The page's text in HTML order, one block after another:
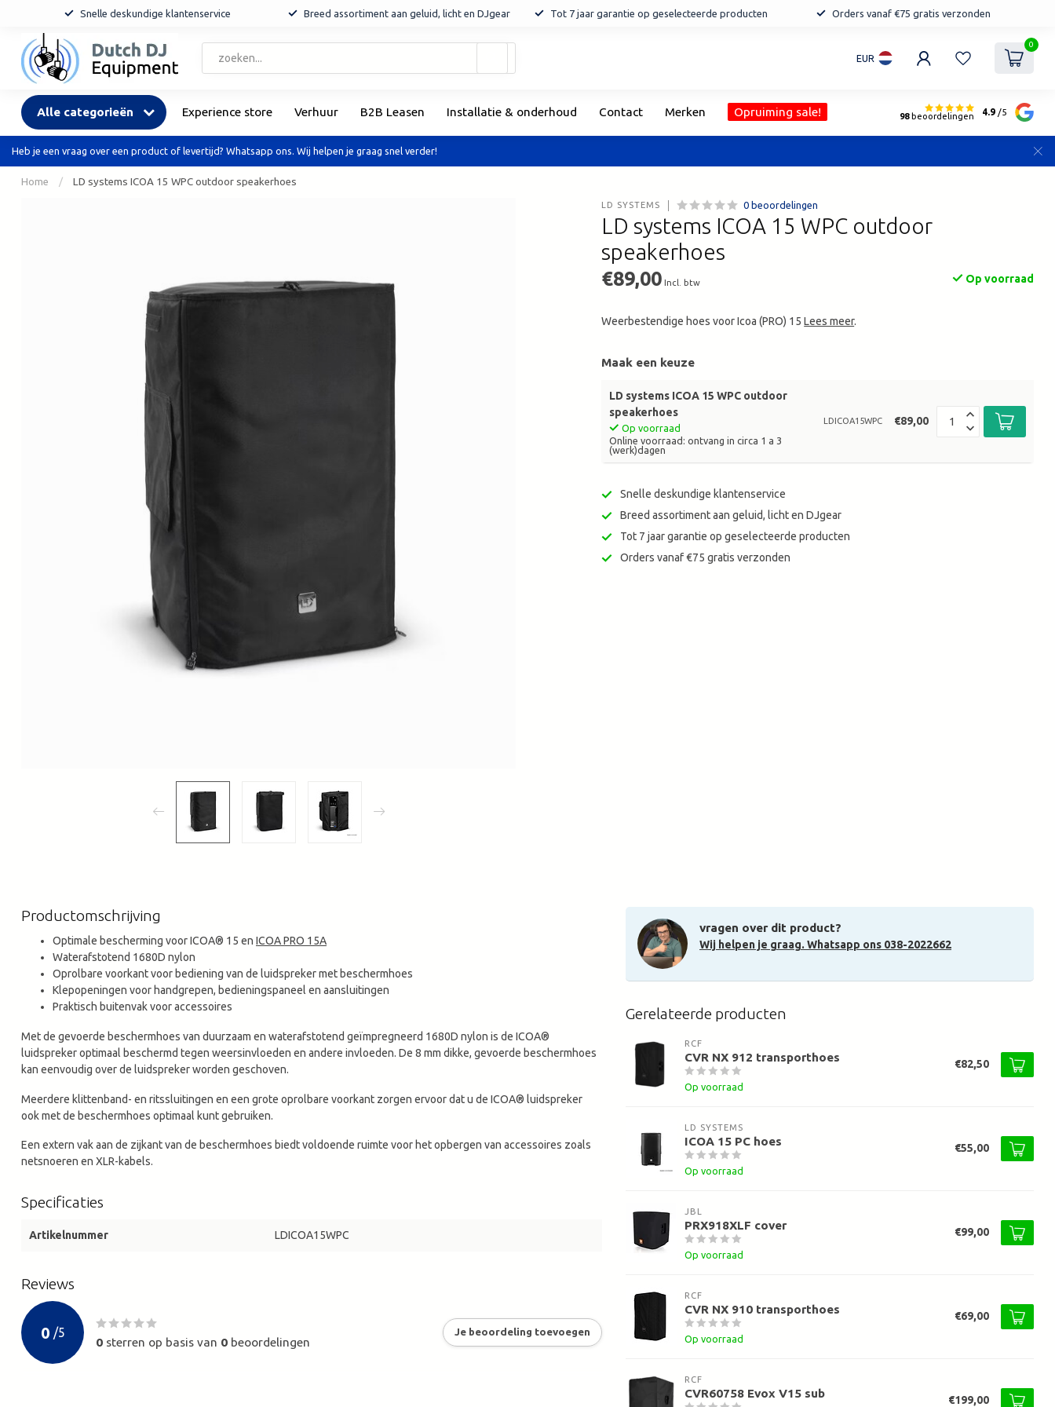
Snelle deskundige klantenservice Breed assortiment aan geluid, licht en DJgear Tot 7 jaar garantie op geselecteerde producten Orders vanaf €75 gratis verzonden
en
een
EUR
0
Alle categorieën Experience store Verhuur B2B Leasen Installatie & onderhoud Contact Merken Opruiming sale! 98beoordelingen 4.9 /5
Heb je een vraag over een product of levertijd? Whatsapp ons. Wij helpen je graag snel verder!
Home / LD systems ICOA 15 WPC outdoor speakerhoes
LD SYSTEMS 0 beoordelingen
LD systems ICOA 15 WPC outdoor
speakerhoes
€89,00 Incl. btw Op voorraad
Weerbestendige hoes voor Icoa (PRO) 15Lees meer.
Maak een keuze
LD systems ICOA 15 WPC outdoor
speakerhoes
Op voorraad
Online voorraad: ontvang in circa 1 a 3
(werk)dagen
LDICOA15WPC €89,00
Snelle deskundige klantenservice
Breed assortiment aan geluid, licht en DJgear
Tot 7 jaar garantie op geselecteerde producten
Orders vanaf €75 gratis verzonden
Productomschrijving
Optimale bescherming voor ICOA® 15 en ICOA PRO 15A
Waterafstotend 1680D nylon
Oprolbare voorkant voor bediening van de luidspreker met beschermhoes
Klepopeningen voor handgrepen, bedieningspaneel en aansluitingen
Praktisch buitenvak voor accessoires
Met de gevoerde beschermhoes van duurzaam en waterafstotend geïmpregneerd 1680D nylon is de ICOA®
luidspreker optimaal beschermd tegen weersinvloeden en andere invloeden. De 8 mm dikke, gevoerde beschermhoes
kan eenvoudig over de luidspreker worden geschoven.
Meerdere klittenband- en ritssluitingen en een grote oprolbare voorkant zorgen ervoor dat u de ICOA® luidspreker
ook met de beschermhoes optimaal kunt gebruiken.
Een extern vak aan de zijkant van de beschermhoes biedt voldoende ruimte voor het opbergen van accessoires zoals
netsnoeren en XLR-kabels.
Specificaties
Artikelnummer LDICOA15WPC
Reviews
0 /5
0 sterren op basis van 0 beoordelingen
Je beoordeling toevoegen
vragen over dit product?
Wij helpen je graag. Whatsapp ons 038-2022662
Gerelateerde producten
RCF
CVR NX 912 transporthoes
Op voorraad
€82,50
LD SYSTEMS
ICOA 15 PC hoes
Op voorraad
€55,00
JBL
PRX918XLF cover
Op voorraad
€99,00
RCF
CVR NX 910 transporthoes
Op voorraad
€69,00
RCF
CVR60758 Evox V15 sub
€199,00